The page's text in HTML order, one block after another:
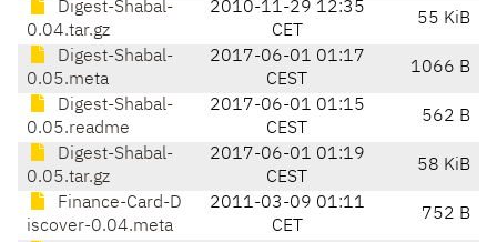
Digest-Shabal-
0.04.tar.gz
2010-11-29 12:35
CET
55 KiB
Digest-Shabal-
0.05.meta
2017-06-01 01:17
CEST
1066 B
Digest-Shabal-
0.05.readme
2017-06-01 01:15
CEST
562 B
Digest-Shabal-
0.05.tar.gz
2017-06-01 01:19
CEST
58 KiB
Finance-Card-D
iscover-0.04.meta
2011-03-09 01:11
CET
752 B